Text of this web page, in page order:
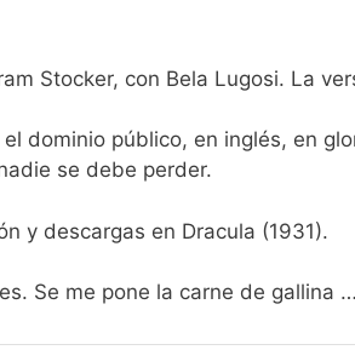
Stocker, con Bela Lugosi. La
el dominio público, en inglés, en
se debe perder.
y descargas en Dracula (1931).
Se me pone la carne de gallina